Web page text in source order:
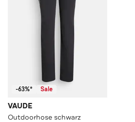
-63%* Sale
VAUDE
Outdoorhose schwarz